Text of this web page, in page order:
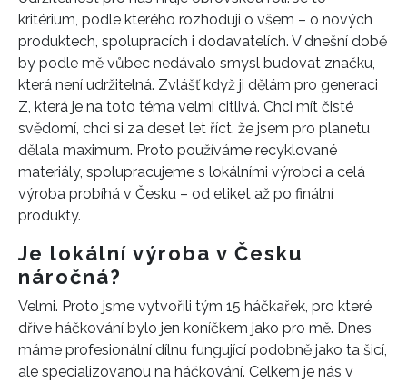
kritérium, podle kterého rozhoduji o všem – o nových
produktech, spolupracích i dodavatelích. V dnešní době
by podle mě vůbec nedávalo smysl budovat značku,
která není udržitelná. Zvlášť když ji dělám pro generaci
Z, která je na toto téma velmi citlivá. Chci mít čisté
svědomí, chci si za deset let říct, že jsem pro planetu
dělala maximum. Proto používáme recyklované
materiály, spolupracujeme s lokálními výrobci a celá
výroba probíhá v Česku – od etiket až po finální
produkty.
Je lokální výroba v Česku
náročná?
Velmi. Proto jsme vytvořili tým 15 háčkařek, pro které
dříve háčkování bylo jen koníčkem jako pro mě. Dnes
máme profesionální dílnu fungující podobně jako ta šicí,
ale specializovanou na háčkování. Celkem je nás v